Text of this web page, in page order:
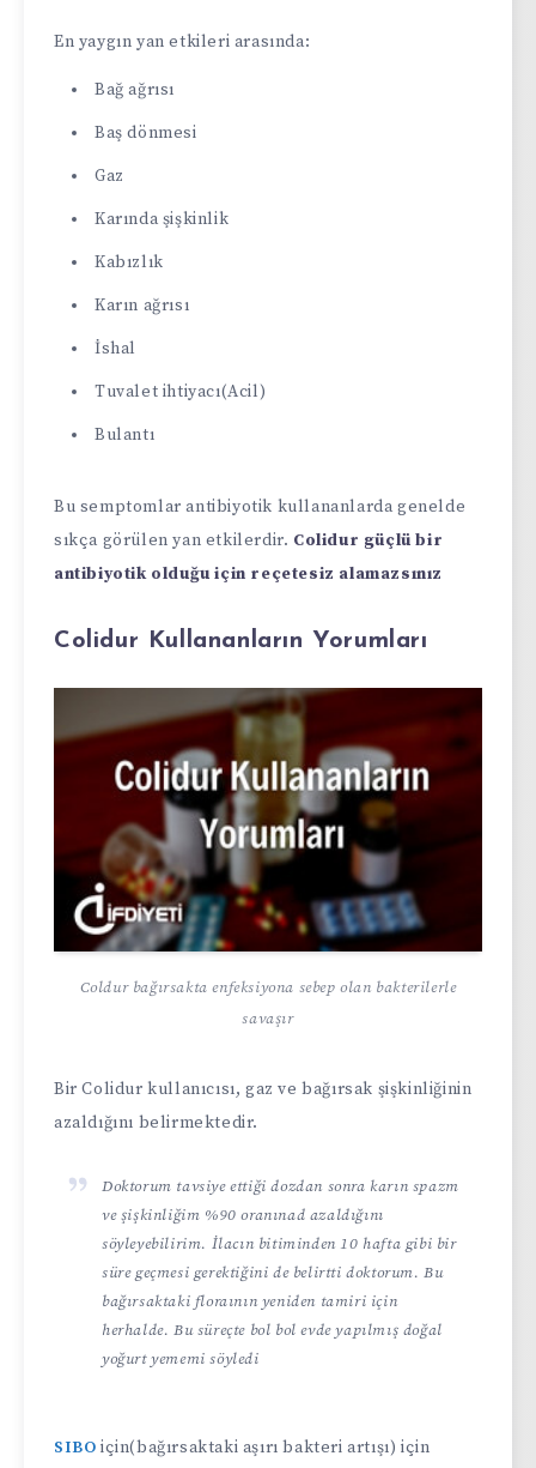
En yaygın yan etkileri arasında:
Bağ ağrısı
Baş dönmesi
Gaz
Karında şişkinlik
Kabızlık
Karın ağrısı
İshal
Tuvalet ihtiyacı(Acil)
Bulantı
Bu semptomlar antibiyotik kullananlarda genelde
sıkça görülen yan etkilerdir. Colidur güçlü bir
antibiyotik olduğu için reçetesiz alamazsınız
Colidur Kullananların Yorumları
Coldur bağırsakta enfeksiyona sebep olan bakterilerle
savaşır
Bir Colidur kullanıcısı, gaz ve bağırsak şişkinliğinin
azaldığını belirmektedir.
Doktorum tavsiye ettiği dozdan sonra karın spazm
ve şişkinliğim %90 oranınad azaldığını
söyleyebilirim. İlacın bitiminden 10 hafta gibi bir
süre geçmesi gerektiğini de belirtti doktorum. Bu
bağırsaktaki floraının yeniden tamiri için
herhalde. Bu süreçte bol bol evde yapılmış doğal
yoğurt yememi söyledi
SIBO için(bağırsaktaki aşırı bakteri artışı) için